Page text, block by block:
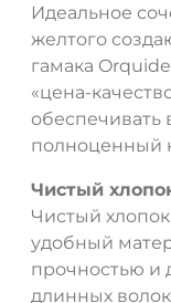
Идеальное
желтого
гамака
«цена-
обеспечивать
полноценный
Чистый
Чистый
удобный
прочностью и
длинных